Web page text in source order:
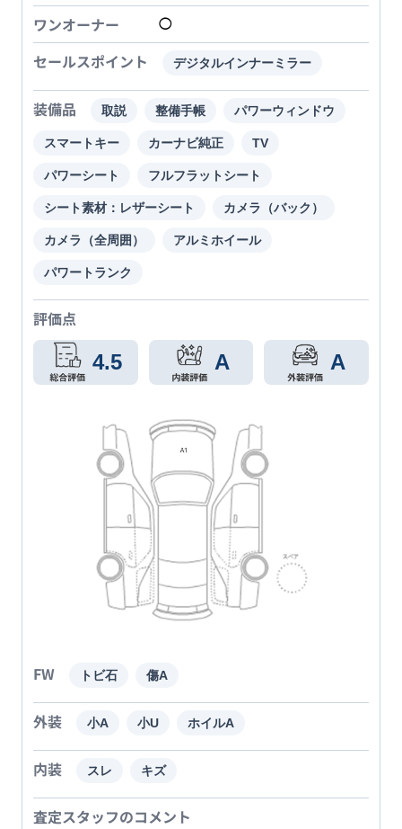
ワンオーナー ◯
セールスポイント デジタルインナーミラー
装備品 取説 整備手帳 パワーウィンドウ
スマートキー カーナビ純正 TV
パワーシート フルフラットシート
シート素材：レザーシート カメラ（バック）
カメラ（全周囲） アルミホイール
パワートランク
評価点
4.5 A A
FW トビ石 傷A
外装 小A 小U ホイルA
内装 スレ キズ
査定スタッフのコメント